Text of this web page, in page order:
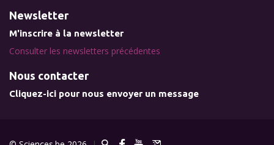
Newsletter
M'inscrire à la newsletter
Consulter les newsletters précédentes
Nous contacter
Cliquez-ici pour nous envoyer un message